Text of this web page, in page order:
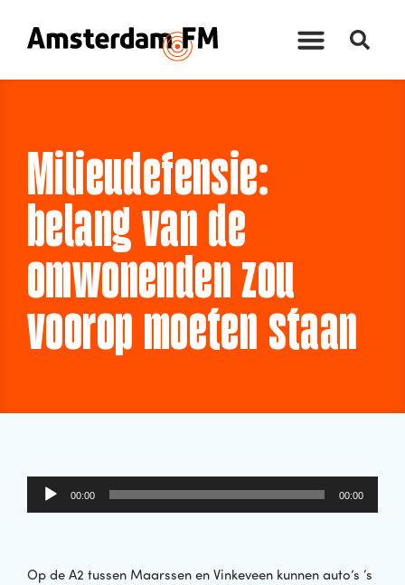
Milieudefensie:
belang van de
omwonenden zou
voorop moeten staan
Audiospeler
00:00 00:00
Op de A2 tussen Maarssen en Vinkeveen kunnen auto’s ‘s